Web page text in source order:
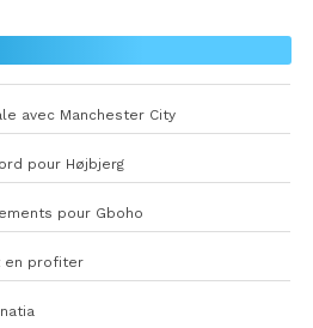
avec Manchester City
pour Højbjerg
pour Gboho
en profiter